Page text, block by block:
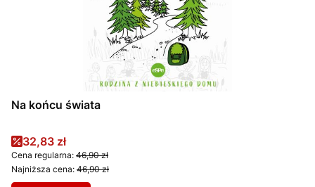
Na końcu świata
Cena promocyjna
32,83 zł
Cena regularna: 46,90 zł
Najniższa cena: 46,90 zł